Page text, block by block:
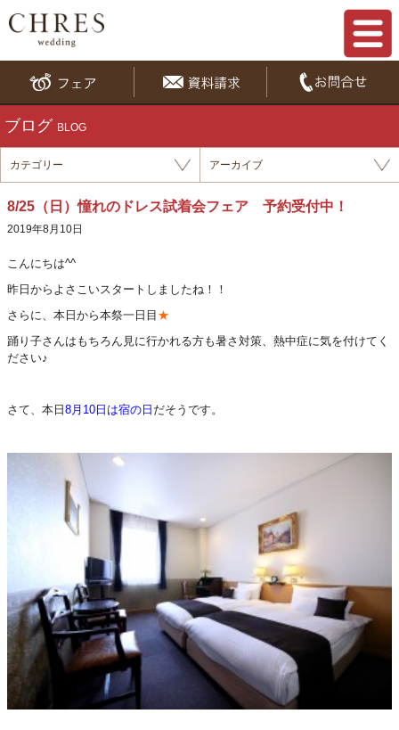
ブログ BLOG
カテゴリー アーカイブ
8/25（日）憧れのドレス試着会フェア 予約受付中！
2019年8月10日
こんにちは^^
昨日からよさこいスタートしましたね！！
さらに、本日から本祭一日目 ★
踊り子さんはもちろん見に行かれる方も暑さ対策、熱中症に気を付けてく
ださい♪
さて、本日 8月10日は宿の日 だそうです。